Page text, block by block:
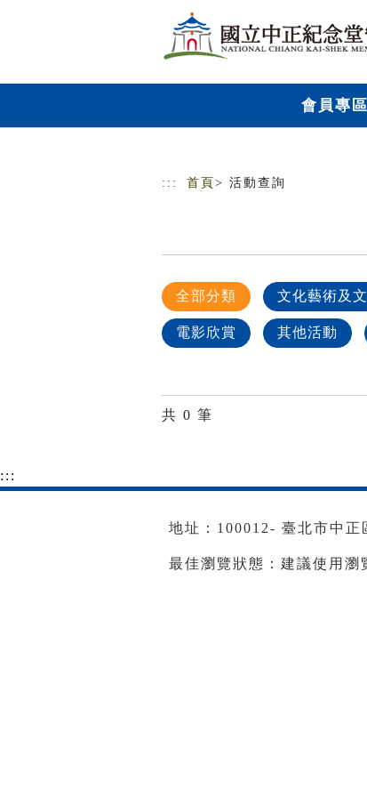
會員專區
::: 首頁 > 活動查詢
全部分類 文化藝術及
電影欣賞 其他活動
共 0 筆
:::
地址：100012- 臺北市中
最佳瀏覽狀態：建議使用